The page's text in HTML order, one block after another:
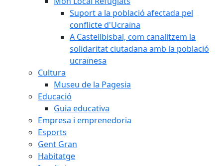
Suport a la població afectada pel
conflicte d'Ucraïna
A Castellbisbal, com canalitzem la
solidaritat ciutadana amb la població
ucraïnesa
Cultura
Museu de la Pagesia
Educació
Guia educativa
Empresa i emprenedoria
Esports
Gent Gran
Habitatge